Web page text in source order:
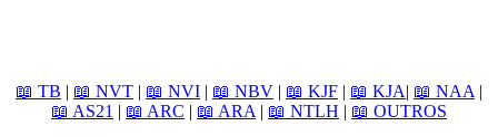
📖 TB | 📖 NVT | 📖 NVI | 📖 NBV | 📖 KJF | 📖 KJA| 📖 NAA |
📖 AS21 | 📖 ARC | 📖 ARA | 📖 NTLH | 📖 OUTROS